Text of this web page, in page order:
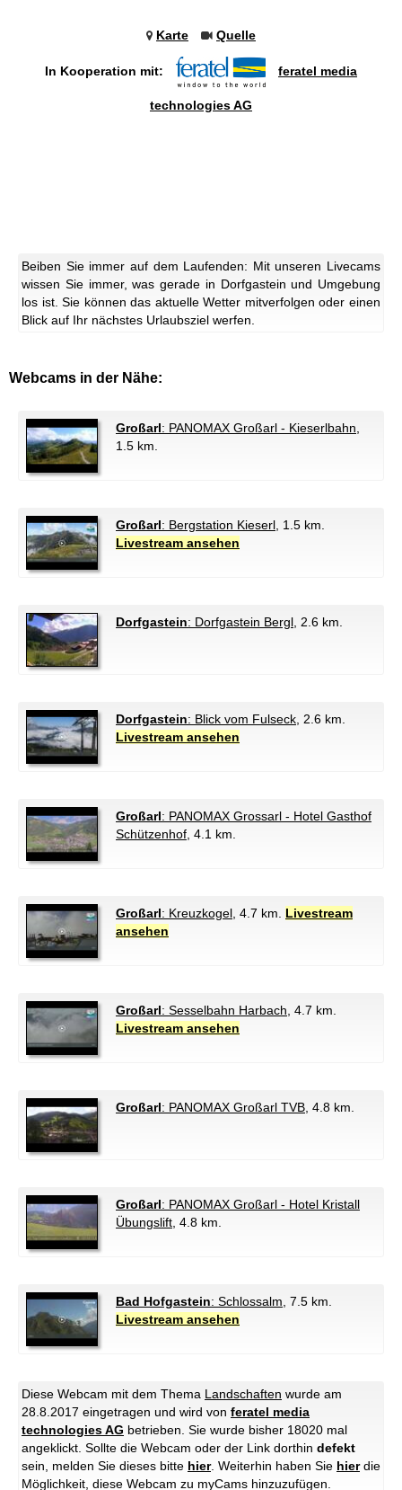
Karte Quelle
In Kooperation mit: feratel media
technologies AG
Beiben Sie immer auf dem Laufenden: Mit unseren Livecams
wissen Sie immer, was gerade in Dorfgastein und Umgebung
los ist. Sie können das aktuelle Wetter mitverfolgen oder einen
Blick auf Ihr nächstes Urlaubsziel werfen.
Webcams in der Nähe:
Großarl: PANOMAX Großarl - Kieserlbahn
1.5 km.
Großarl: Bergstation Kieserl , 1.5 km.
Livestream ansehen
Dorfgastein: Dorfgastein Bergl , 2.6 km.
Dorfgastein: Blick vom Fulseck , 2.6 km.
Livestream ansehen
Großarl: PANOMAX Grossarl - Hotel Gasthof
Schützenhof , 4.1 km.
Großarl: Kreuzkogel , 4.7 km. Livestream
ansehen
Großarl: Sesselbahn Harbach , 4.7 km.
Livestream ansehen
Großarl: PANOMAX Großarl TVB , 4.8 km.
Großarl: PANOMAX Großarl - Hotel Kristall
Übungslift , 4.8 km.
Bad Hofgastein: Schlossalm , 7.5 km.
Livestream ansehen
Diese Webcam mit dem Thema Landschaften wurde am
28.8.2017 eingetragen und wird von feratel media
technologies AG betrieben. Sie wurde bisher 18020 mal
angeklickt. Sollte die Webcam oder der Link dorthin defekt
sein, melden Sie dieses bitte hier. Weiterhin haben Sie hierdie
Möglichkeit, diese Webcam zu myCams hinzuzufügen.